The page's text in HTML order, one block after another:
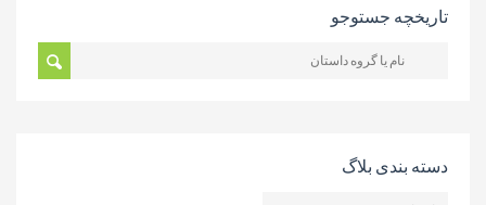
تاریخچه جستوجو
دسته بندی بلاگ